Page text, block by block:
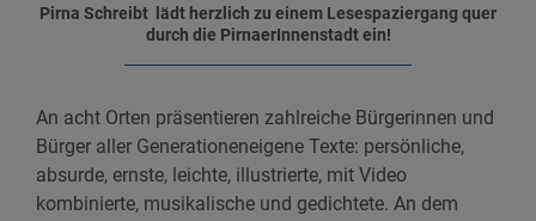
Pirna Schreibt lädt herzlich zu einem Lesespaziergang quer
durch die PirnaerInnenstadt ein!
An acht Orten präsentieren zahlreiche Bürgerinnen und
Bürger aller Generationeneigene Texte: persönliche,
absurde, ernste, leichte, illustrierte, mit Video
kombinierte, musikalische und gedichtete. An dem